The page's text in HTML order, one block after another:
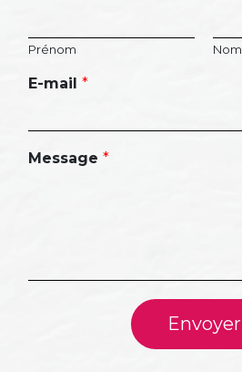
Prénom Nom
E-mail *
Message *
Envoyer